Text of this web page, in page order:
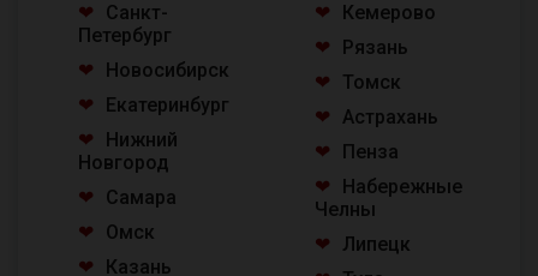
Санкт-
Петербург
Новосибирск
Екатеринбург
Нижний
Новгород
Самара
Омск
Казань
Кемерово
Рязань
Томск
Астрахань
Пенза
Набережные
Челны
Липецк